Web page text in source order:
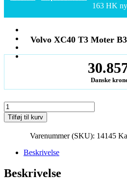
163 HK ny
Volvo XC40 T3 Moter
Danske
Volvo
XC40
T3
ny
Tilføj til kurv
Varenummer (SKU): 14145
Beskrivelse
Beskrivelse